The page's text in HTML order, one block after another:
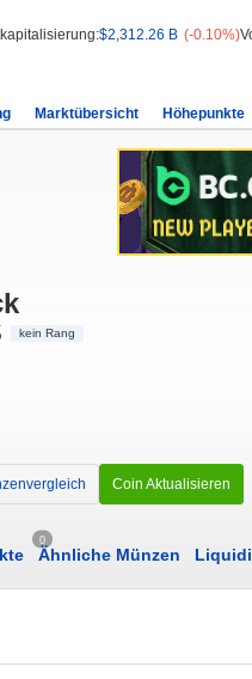
$2,312.26 B (-0.10%)
Marktübersicht Höhepunkte
kein Rang
Coin Aktualisieren
0
Ähnliche Münzen